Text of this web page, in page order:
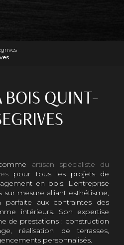
BOIS QUINT-
artisan spécialiste du
pour tous les projets de
en bois. L’entreprise
sur mesure alliant esthétisme,
parfaite aux contraintes des
intérieurs. Son expertise
de prestations : construction
réalisation de terrasses,
personnalisés.